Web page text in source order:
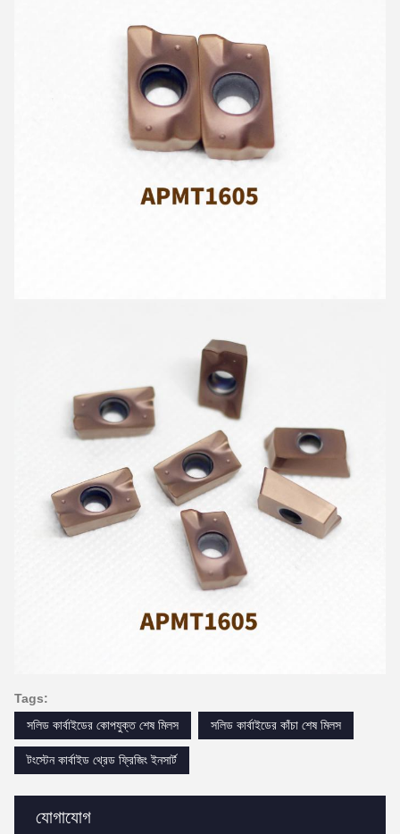
যোগাযোগ
Tags:
সলিড কার্বাইডের কোপযুক্ত শেষ মিলস
সলিড কার্বাইডের কাঁচা শেষ মিলস
টংস্টেন কার্বাইড থ্রেড ফ্রিজিং ইনসার্ট